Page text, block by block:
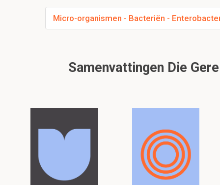
Micro-organismen - Bacteriën -
Samenvattingen Die